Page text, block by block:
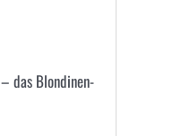
das Blondinen-